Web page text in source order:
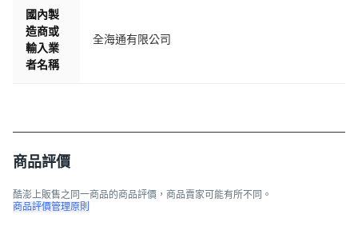
國內製
造商或
輸入業
者名稱
全海通有限公司
商品評價
酷澎上販售之同一商品的商品評價，商品賣家可能有所不同。
商品評價管理原則